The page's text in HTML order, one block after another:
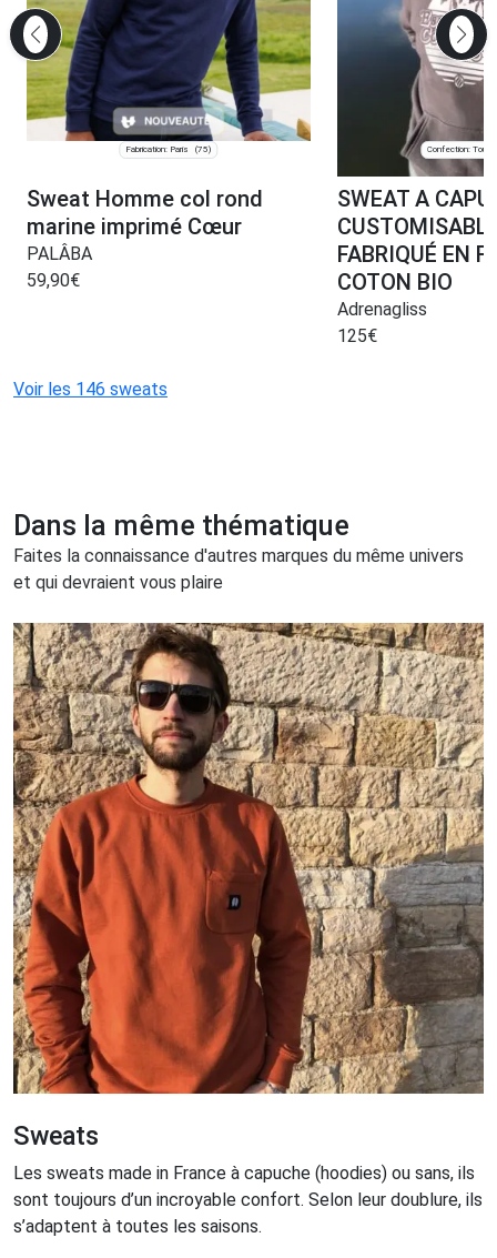
Fabrication: Paris (75)
Sweat Homme col rond
marine imprimé Cœur
PALÂBA
59,90€
Confection:
SWEAT A
FABRIQUÉ EN
COTON BIO
Adrenagliss
125€
Voir les 146 sweats
Dans la même thématique
Faites la connaissance d'autres marques du même univers
et qui devraient vous plaire
Sweats
Les sweats made in France à capuche (hoodies) ou sans, ils
sont toujours d’un incroyable confort. Selon leur doublure, ils
s’adaptent à toutes les saisons.